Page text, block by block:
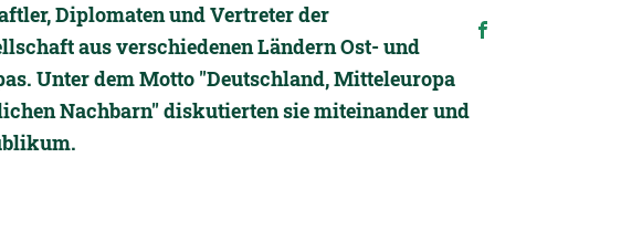
Diplomaten und Vertreter der
aus verschiedenen Ländern Ost- und
Unter dem Motto "Deutschland, Mitteleuropa
Nachbarn" diskutierten sie miteinander und